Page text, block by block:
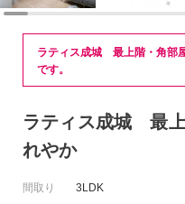
ラティス成城 最上階・角部
です。
ラティス成城 最
れやか
間取り
3LDK